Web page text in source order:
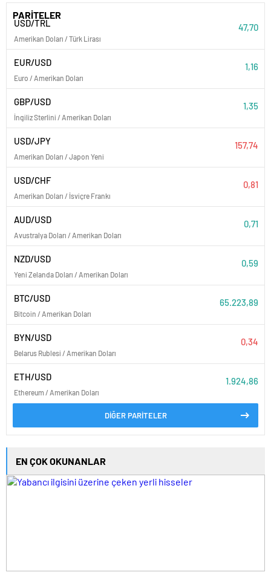
PARİTELER
USD/TRL
Amerikan Doları / Türk Lirası
47,70
EUR/USD
Euro / Amerikan Doları
1,16
GBP/USD
İngiliz Sterlini / Amerikan Doları
1,35
USD/JPY
Amerikan Doları / Japon Yeni
157,74
USD/CHF
Amerikan Doları / İsviçre Frankı
0,81
AUD/USD
Avustralya Doları / Amerikan Doları
0,71
NZD/USD
Yeni Zelanda Doları / Amerikan Doları
0,59
BTC/USD
Bitcoin / Amerikan Doları
65.223,89
BYN/USD
Belarus Rublesi / Amerikan Doları
0,34
ETH/USD
Ethereum / Amerikan Doları
1.924,86
DİĞER PARİTELER
EN ÇOK OKUNANLAR